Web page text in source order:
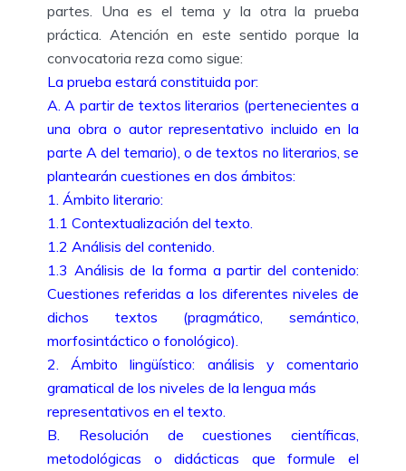
partes. Una es el tema y la otra la prueba
práctica. Atención en este sentido porque la
convocatoria reza como sigue:
La prueba estará constituida por:
A. A partir de textos literarios (pertenecientes a
una obra o autor representativo incluido en la
parte A del temario), o de textos no literarios, se
plantearán cuestiones en dos ámbitos:
1. Ámbito literario:
1.1 Contextualización del texto.
1.2 Análisis del contenido.
1.3 Análisis de la forma a partir del contenido:
Cuestiones referidas a los diferentes niveles de
dichos textos (pragmático, semántico,
morfosintáctico o fonológico).
2. Ámbito lingüístico: análisis y comentario
gramatical de los niveles de la lengua más
representativos en el texto.
B. Resolución de cuestiones científicas,
metodológicas o didácticas que formule el